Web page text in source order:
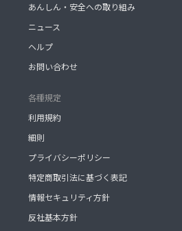
あんしん・安全への取り組み
ニュース
ヘルプ
お問い合わせ
各種規定
利用規約
細則
プライバシーポリシー
特定商取引法に基づく表記
情報セキュリティ方針
反社基本方針